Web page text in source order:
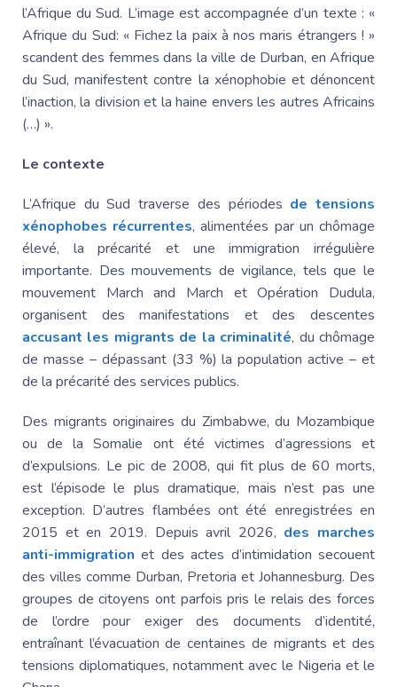
l’Afrique du Sud. L’image est accompagnée d’un texte : «
Afrique du Sud: « Fichez la paix à nos maris étrangers ! »
scandent des femmes dans la ville de Durban, en Afrique
du Sud, manifestent contre la xénophobie et dénoncent
l’inaction, la division et la haine envers les autres Africains
(…) ».
Le contexte
L’Afrique du Sud traverse des périodes de tensions
xénophobes récurrentes, alimentées par un chômage
élevé, la précarité et une immigration irrégulière
importante. Des mouvements de vigilance, tels que le
mouvement March and March etOpération Dudula,
organisent des manifestations et des descentes
accusant les migrants de la criminalité, du chômage
de masse – dépassant (33 %) la population active – et
de la précarité des services publics.
Des migrants originaires du Zimbabwe, du Mozambique
ou de la Somalie ont été victimes d’agressions et
d’expulsions. Le pic de 2008, qui fit plus de 60 morts,
est l’épisode le plus dramatique, mais n’est pas une
exception. D’autres flambées ont été enregistrées en
2015 et en 2019. Depuis avril 2026, des marches
anti-immigration et des actes d’intimidation secouent
des villes comme Durban, Pretoria et Johannesburg. Des
groupes de citoyens ont parfois pris le relais des forces
de l’ordre pour exiger des documents d’identité,
entraînant l’évacuation de centaines de migrants et des
tensions diplomatiques, notamment avec le Nigeria et le